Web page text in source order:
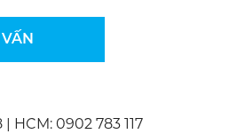
HCM: 0902 783 117